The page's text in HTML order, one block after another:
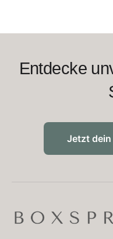
Entdecke
Jetzt